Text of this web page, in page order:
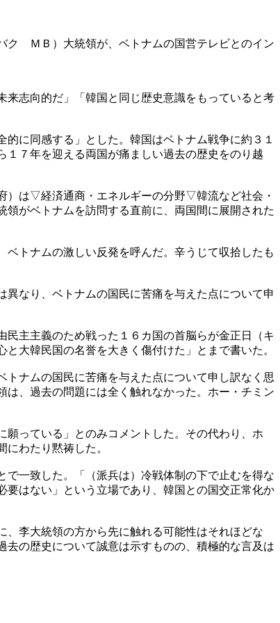
ク ＭＢ）大統領が、ベトナムの国営テレビとのイン
志向的だ」「韓国と同じ歴史意識をもっていると考
に同感する」とした。韓国はベトナム戦争に約３１
７年を迎える両国が痛ましい過去の歴史をのり越
）は▽経済通商・エネルギーの分野▽韓流など社会・
がベトナムを訪問する直前に、両国間に展開された
トナムの激しい反発を呼んだ。辛うじて収拾したも
なり、ベトナムの国民に苦痛を与えた点について申
主主義のため戦った１６カ国の首脳らが金正日（キ
大韓民国の名誉を大きく傷付けた」とまで書いた。
ナムの国民に苦痛を与えた点について申し訳なく思
、過去の問題には全く触れなかった。ホー・チミン
っている」とのみコメントした。その代わり、ホ
わたり黙祷した。
一致した。「（派兵は）冷戦体制の下で止むを得な
はない」という立場であり、韓国との国交正常化か
李大統領の方から先に触れる可能性はそれほどな
の歴史について誠意は示すものの、積極的な言及は